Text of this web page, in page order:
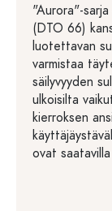
"Aurora"-
(DTO 66)
luotettavan
varmistaa
säilyvyyden
ulkoisilta
kierroksen
ovat saatavilla